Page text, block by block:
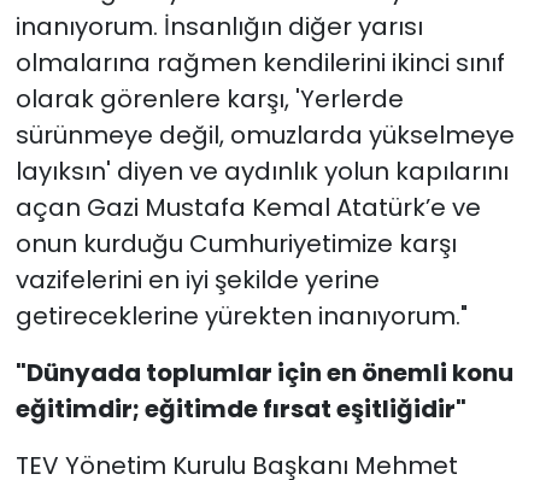
inanıyorum. İnsanlığın diğer yarısı
olmalarına rağmen kendilerini ikinci sınıf
olarak görenlere karşı, 'Yerlerde
sürünmeye değil, omuzlarda yükselmeye
layıksın' diyen ve aydınlık yolun kapılarını
açan Gazi Mustafa Kemal Atatürk’e ve
onun kurduğu Cumhuriyetimize karşı
vazifelerini en iyi şekilde yerine
getireceklerine yürekten inanıyorum."
"Dünyada toplumlar için en önemli konu
eğitimdir; eğitimde fırsat eşitliğidir"
TEV Yönetim Kurulu Başkanı Mehmet